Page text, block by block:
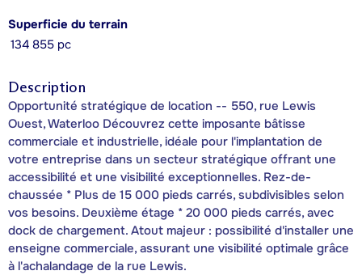
Superficie du terrain
134 855 pc
Description
Opportunité stratégique de location -- 550, rue Lewis
Ouest, Waterloo Découvrez cette imposante bâtisse
commerciale et industrielle, idéale pour l'implantation de
votre entreprise dans un secteur stratégique offrant une
accessibilité et une visibilité exceptionnelles. Rez-de-
chaussée * Plus de 15 000 pieds carrés, subdivisibles selon
vos besoins. Deuxième étage * 20 000 pieds carrés, avec
dock de chargement. Atout majeur : possibilité d'installer une
enseigne commerciale, assurant une visibilité optimale grâce
à l'achalandage de la rue Lewis.